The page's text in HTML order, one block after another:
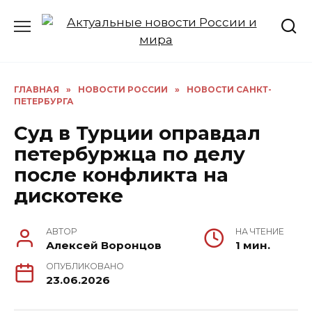
ГЛАВНАЯ » НОВОСТИ РОССИИ »
НОВОСТИ САНКТ-
ПЕТЕРБУРГА
Суд в Турции оправдал
петербуржца по делу
после конфликта на
дискотеке
АВТОР
Алексей Воронцов
НА ЧТЕНИЕ
1 мин.
ОПУБЛИКОВАНО
23.06.2026